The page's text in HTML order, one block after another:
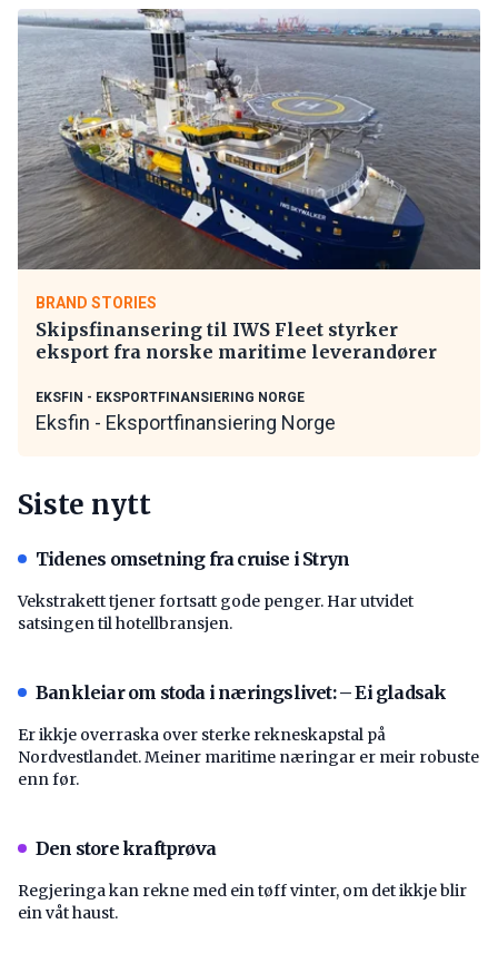
BRAND STORIES
Skipsfinansering til IWS Fleet styrker
eksport fra norske maritime leverandører
EKSFIN - EKSPORTFINANSIERING NORGE
Eksfin - Eksportfinansiering Norge
Siste nytt
Tidenes omsetning fra cruise i Stryn
Vekstrakett tjener fortsatt gode penger. Har utvidet
satsingen til hotellbransjen.
Bankleiar om stoda i næringslivet: – Ei gladsak
Er ikkje overraska over sterke rekneskapstal på
Nordvestlandet. Meiner maritime næringar er meir robuste
enn før.
Den store kraftprøva
Regjeringa kan rekne med ein tøff vinter, om det ikkje blir
ein våt haust.